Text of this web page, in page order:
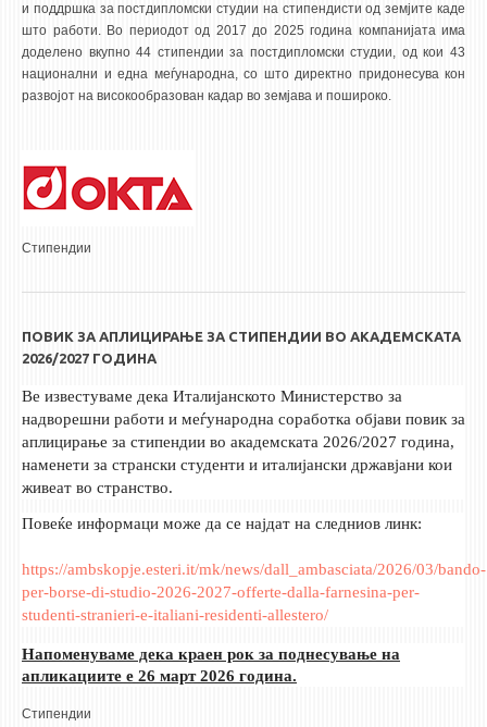
и поддршка за постдипломски студии на стипендисти од земјите каде
што работи. Во периодот од 2017 до 2025 година компанијата има
доделено вкупно 44 стипендии за постдипломски студии, од кои 43
национални и една меѓународна, со што директно придонесува кон
развојот на високообразован кадар во земјава и пошироко.
Стипендии
ПОВИК ЗА АПЛИЦИРАЊЕ ЗА СТИПЕНДИИ ВО АКАДЕМСКАТА
2026/2027 ГОДИНА
Ве известуваме дека Италијанското Министерство за
надворешни работи и меѓународна соработка објави повик за
аплицирање за стипендии во академската 2026/2027 година,
наменети за странски студенти и италијански државјани кои
живеат во странство.
Повеќе информаци може да се најдат на следниов линк:
https://ambskopje.esteri.it/mk/news/dall_ambasciata/2026/03/bando-
per-borse-di-studio-2026-2027-offerte-dalla-farnesina-per-
studenti-stranieri-e-italiani-residenti-allestero/
Напоменуваме дека краен рок за поднесување на
апликациите е 26 март 2026 година.
Стипендии